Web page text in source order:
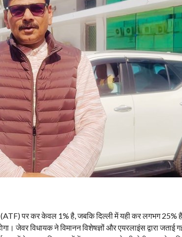
(ATF) पर कर केवल 1% है, जबकि दिल्ली में यही कर लगभग
जेवर विधायक ने विमानन विशेषज्ञों और एयरलाइंस द्वारा